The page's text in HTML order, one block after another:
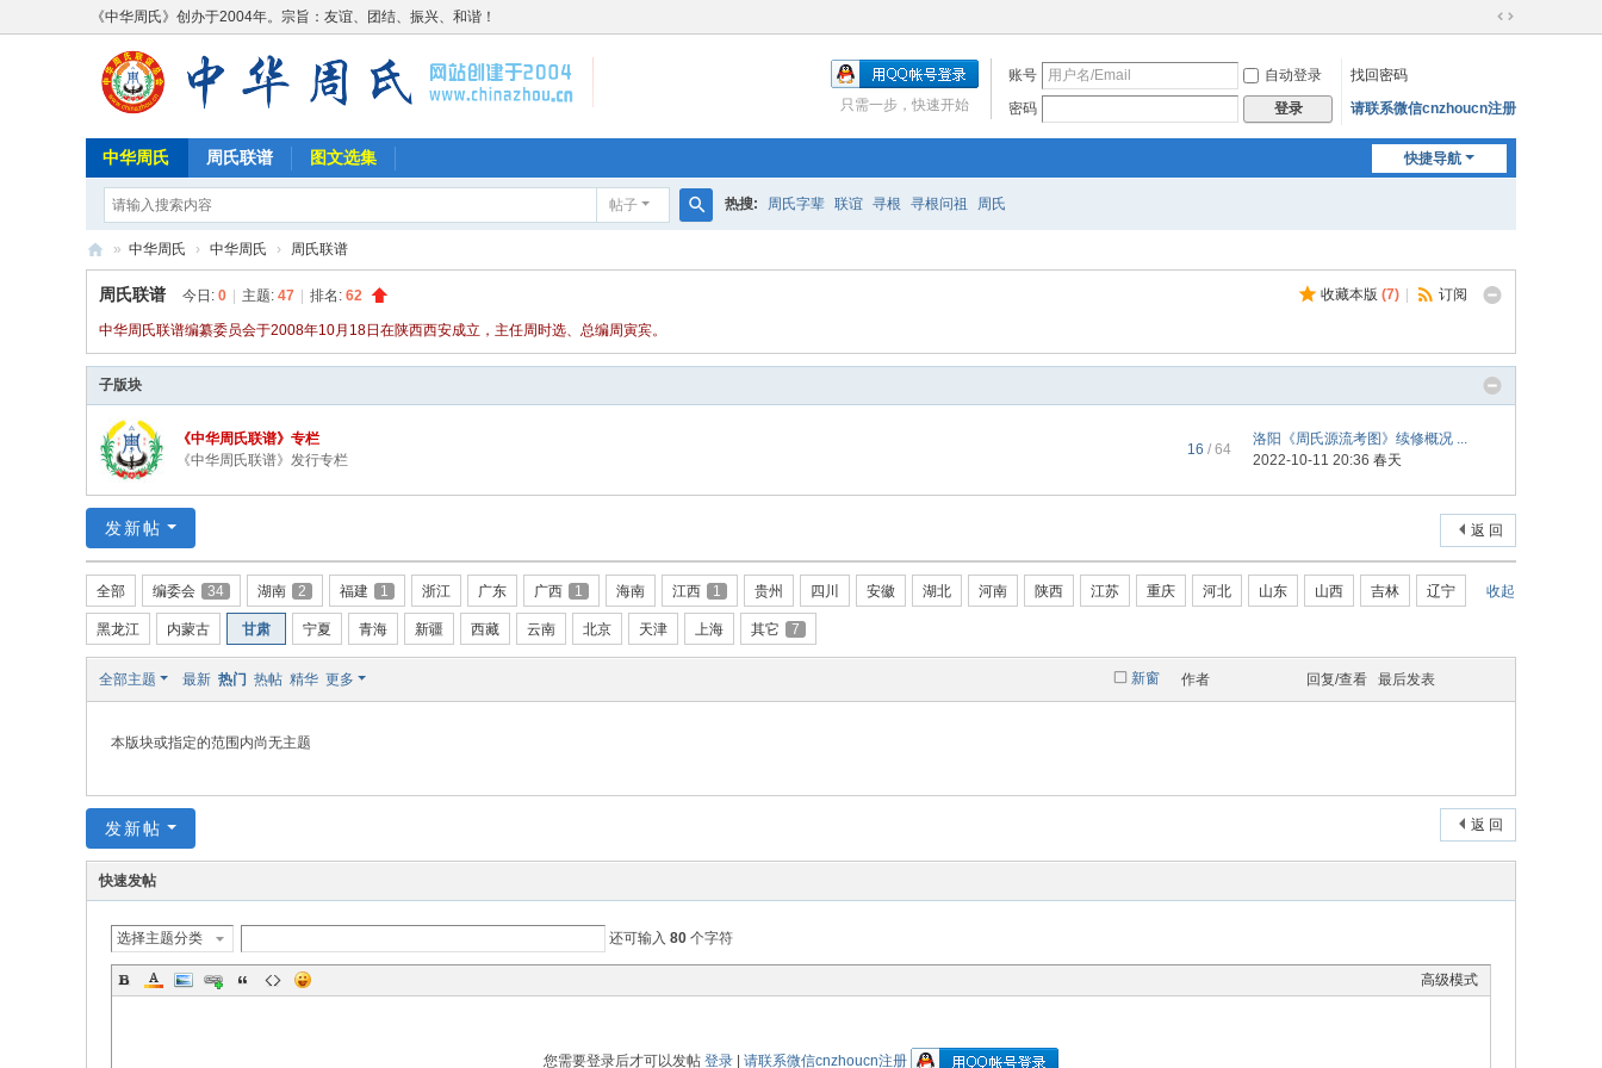
《中华周氏》创办于2004年。宗旨：友谊、团结、振兴、和谐！
切
宽
账号 自动登录
找回密码
密码
登录 请联系微信cnzhoucn注册
只需一步，快速开始
快捷导航
中华周氏 周氏联谱 图文选集
帖子
索
热搜: 周氏字辈 联谊 寻根 寻根问祖 周氏
《
华
周
》
w
w.
ch
in
az
ho
宗
：
友
» 中华周氏 › 中华周氏 › 周氏联谱
收藏本版 (7) 订阅
周氏联谱 今日: 0 主题: 47 排名: 62
中华周氏联谱编纂委员会于2008年10月18日在陕西西安成立，主任周时选、总编周寅宾。
子版块
《中华周氏联谱》专栏
《中华周氏联谱》发行专栏
16 / 64
洛阳《周氏源流考图》续修概况 ...
2022-10-11 20:36 春天
返 回
发新帖
收起
全部 编委会 34 湖南 2 福建 1 浙江 广东 广西 1 海南 江西 1 贵州 四川 安徽 湖北 河南 陕西 江苏 重庆 河北 山东 山西 吉林 辽宁
黑龙江 内蒙古 甘肃 宁夏 青海 新疆 西藏 云南 北京 天津 上海 其它 7
新窗
全部主题 最新 热门 热帖 精华 更多 作者 回复/查看 最后发表
本版块或指定的范围内尚无主题
返 回
发新帖
快速发帖
选择主题分类 还可输入 80 个字符
高级模式
您需要登录后才可以发帖 登录 请联系微信cnzhoucn注册